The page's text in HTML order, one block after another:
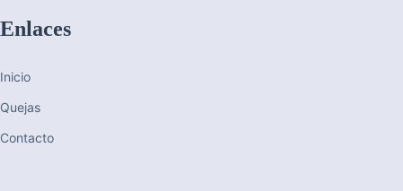
Enlaces
Inicio
Quejas
Contacto